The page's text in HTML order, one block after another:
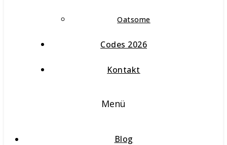
Oatsome
Codes 2026
Kontakt
Menü
Blog